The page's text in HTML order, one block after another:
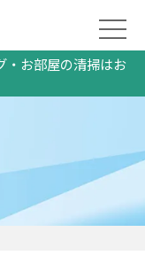
・お部屋の清掃はお